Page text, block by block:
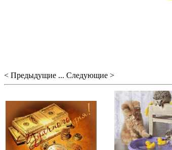
< Предыдущие ... Следующие >